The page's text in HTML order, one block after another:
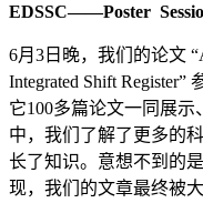
EDSSC——Poster
6月3日晚，我们的论文
Integrated Shift Register”
它100多篇论文一同展
中，我们了解了更多的
长了知识。意想不到的
现，我们的文章最终被